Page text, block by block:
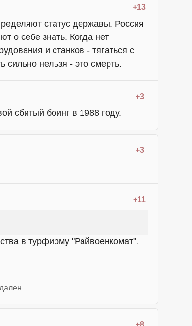
+13
статус державы. Россия
о себе знать. Когда нет
и станков - тягаться с
нельзя - это смерть.
+3
сбитый боинг в 1988 году.
+3
+11
в турфирму "Райвоенкомат".
+8